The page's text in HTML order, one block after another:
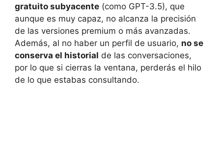
gratuito subyacente (como GPT-3.5), que
aunque es muy capaz, no alcanza la precisión
de las versiones premium o más avanzadas.
Además, al no haber un perfil de usuario, no se
conserva el historial de las conversaciones,
por lo que si cierras la ventana, perderás el hilo
de lo que estabas consultando.